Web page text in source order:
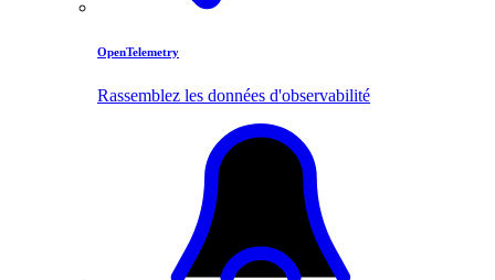
OpenTelemetry
Rassemblez les données d'observabilité